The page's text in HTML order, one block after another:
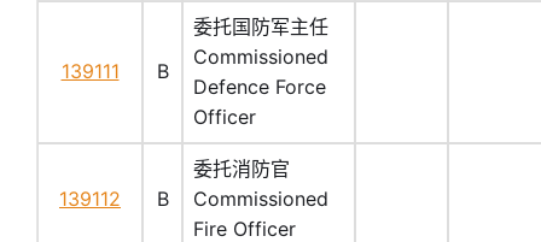
139111 B
委托国防军主任
Commissioned
Defence Force
Officer
139112 B
委托消防官
Commissioned
Fire Officer